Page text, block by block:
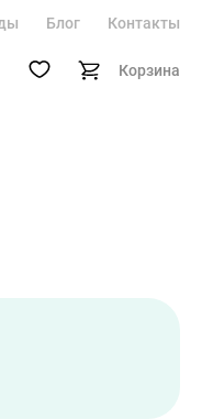
Блог Контакты
Корзина